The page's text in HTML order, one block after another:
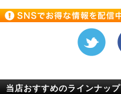
当店おすすめのラインナップ